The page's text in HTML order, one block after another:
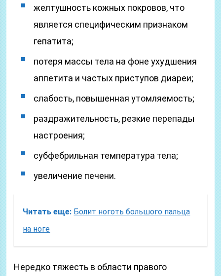
желтушность кожных покровов, что
является специфическим признаком
гепатита;
потеря массы тела на фоне ухудшения
аппетита и частых приступов диареи;
слабость, повышенная утомляемость;
раздражительность, резкие перепады
настроения;
субфебрильная температура тела;
увеличение печени.
Читать еще: Болит ноготь большого пальца
на ноге
Нередко тяжесть в области правого